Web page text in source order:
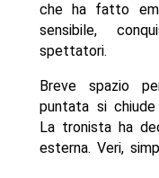
che ha fatto
sensibile,
spettatori.
Breve spazio
puntata si
La tronista ha
esterna. Veri,